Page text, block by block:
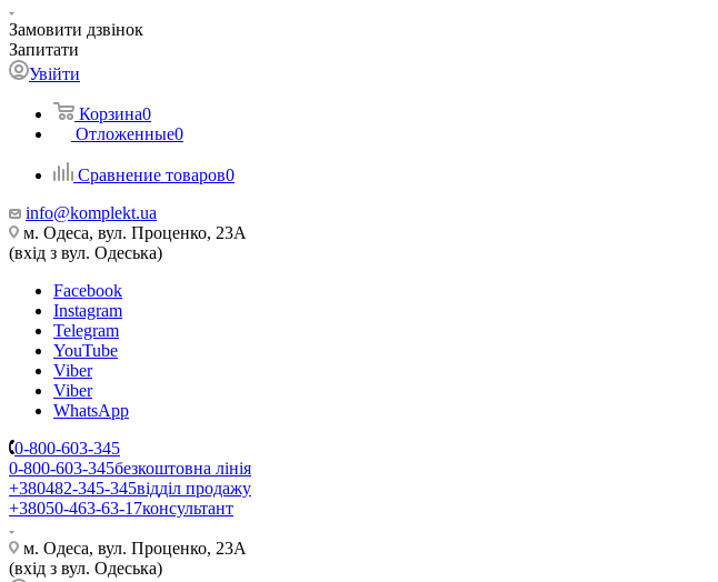
Замовити дзвінок
Запитати
Увійти
Корзина0
Отложенные0
Сравнение товаров0
info@komplekt.ua
м. Одеса, вул. Проценко, 23А
(вхід з вул. Одеська)
Facebook
Instagram
Telegram
YouTube
Viber
Viber
WhatsApp
0-800-603-345
0-800-603-345безкоштовна лінія
+380482-345-345відділ продажу
+38050-463-63-17консультант
м. Одеса, вул. Проценко, 23А
(вхід з вул. Одеська)